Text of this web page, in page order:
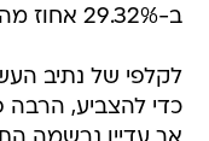
ב-29.32% אחוז מהקולות.
לקלפי של נתיב
כדי להצביע, הרבה